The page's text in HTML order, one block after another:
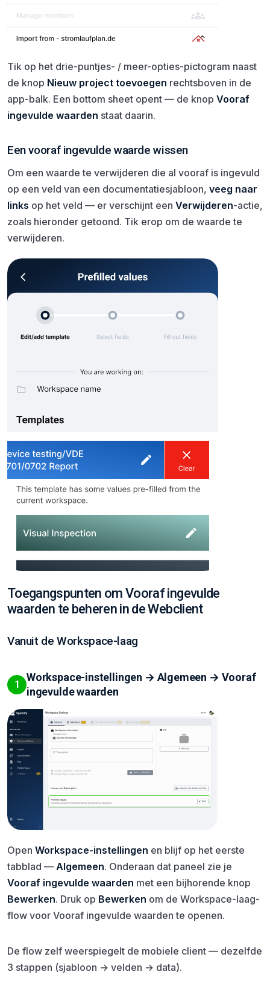
Tik op het drie-puntjes- / meer-opties-pictogram naast
de knop Nieuw project toevoegen rechtsboven in de
app-balk. Een bottom sheet opent — de knop Vooraf
ingevulde waarden staat daarin.
Een vooraf ingevulde waarde wissen
Om een waarde te verwijderen die al vooraf is ingevuld
op een veld van een documentatiesjabloon, veeg naar
links op het veld — er verschijnt een Verwijderen-actie,
zoals hieronder getoond. Tik erop om de waarde te
verwijderen.
Toegangspunten om Vooraf ingevulde
waarden te beheren in de Webclient
Vanuit de Workspace-laag
1
Workspace-instellingen → Algemeen → Vooraf
ingevulde waarden
Open Workspace-instellingen en blijf op het eerste
tabblad — Algemeen. Onderaan dat paneel zie je
Vooraf ingevulde waarden met een bijhorende knop
Bewerken. Druk op Bewerken om de Workspace-laag-
flow voor Vooraf ingevulde waarden te openen.
De flow zelf weerspiegelt de mobiele client — dezelfde
3 stappen (sjabloon → velden → data).